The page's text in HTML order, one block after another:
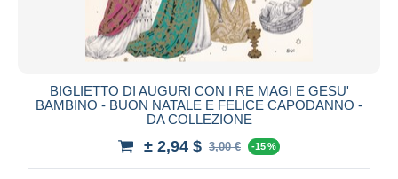
BIGLIETTO DI AUGURI CON I RE MAGI E GESU'
BAMBINO - BUON NATALE E FELICE CAPODANNO -
DA COLLEZIONE
± 2,94 $ 3,00 € -15 %